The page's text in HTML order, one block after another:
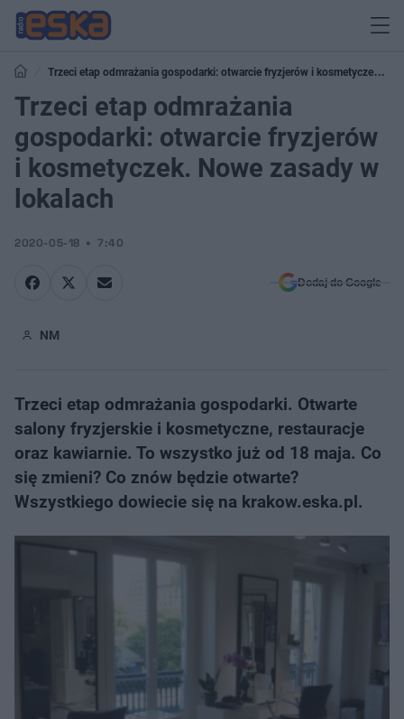
Trzeci etap odmrażania gospodarki: otwarcie fryzjerów i kosmetyczek.
Nowe zasady w lokalach
Trzeci etap odmrażania
gospodarki: otwarcie fryzjerów
i kosmetyczek. Nowe zasady w
lokalach
2020-05-18 7:40
Dodaj do Google
NM
Trzeci etap odmrażania gospodarki. Otwarte
salony fryzjerskie i kosmetyczne, restauracje
oraz kawiarnie. To wszystko już od 18 maja. Co
się zmieni? Co znów będzie otwarte?
Wszystkiego dowiecie się na krakow.eska.pl.